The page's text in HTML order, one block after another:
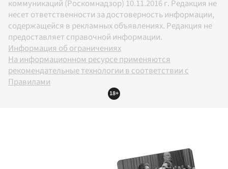
коммуникаций (Роскомнадзор) 10.11.2016 г. Редакция не
несет ответственности за достоверность информации,
содержащейся в рекламных объявлениях. Редакция не
предоставляет справочной информации.
Информация об ограничениях
На информационном ресурсе применяются
рекомендательные технологии в соответствии с
Правилами
18+